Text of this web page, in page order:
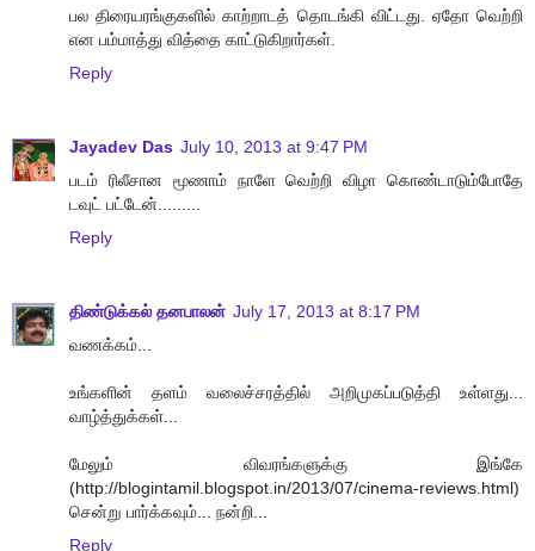
பல திரையரங்குகளில் காற்றாடத் தொடங்கி விட்டது. ஏதோ வெற்றி
என பம்மாத்து வித்தை காட்டுகிறார்கள்.
Reply
Jayadev Das July 10, 2013 at 9:47 PM
படம் ரிலீசான மூணாம் நாளே வெற்றி விழா கொண்டாடும்போதே
டவுட் பட்டேன்.........
Reply
திண்டுக்கல் தனபாலன் July 17, 2013 at 8:17 PM
வணக்கம்...
உங்களின் தளம் வலைச்சரத்தில் அறிமுகப்படுத்தி உள்ளது...
வாழ்த்துக்கள்...
மேலும் விவரங்களுக்கு இங்கே
(http://blogintamil.blogspot.in/2013/07/cinema-reviews.html)
சென்று பார்க்கவும்... நன்றி...
Reply